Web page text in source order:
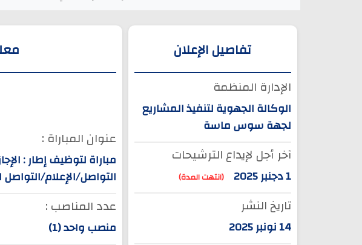
تفاصيل الإعلان
الإدارة المنظمة
الوكالة الجهوية لتنفيذ المشاريع
لجهة سوس ماسة
آخر أجل لإيداع الترشيحات
1 دجنبر 2025 (انتهت المدة)
تاريخ النشر
14 نونبر 2025
عنوان المباراة :
مباراة لتوظيف إطار :
التواصل/الإعلام/
عدد المناصب :
منصب واحد (1)